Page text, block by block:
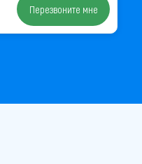
Перезвоните мне